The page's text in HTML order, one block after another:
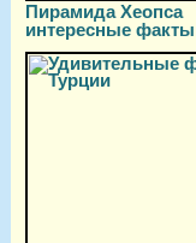
Пирамида Хеопса
интересные факты